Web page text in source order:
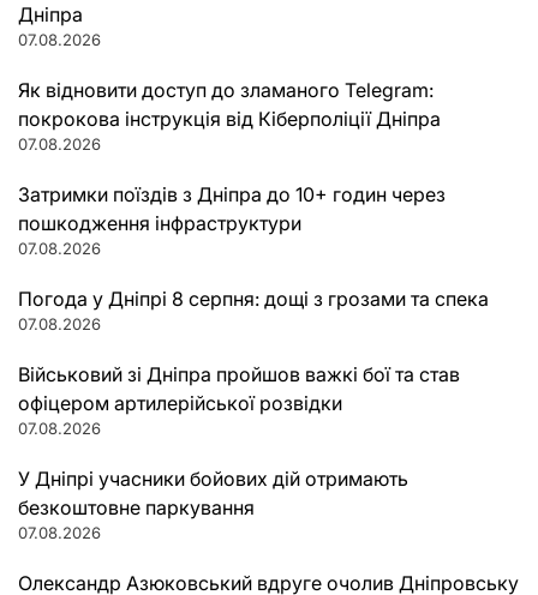
Дніпра
07.08.2026
Як відновити доступ до зламаного Telegram:
покрокова інструкція від Кіберполіції Дніпра
07.08.2026
Затримки поїздів з Дніпра до 10+ годин через
пошкодження інфраструктури
07.08.2026
Погода у Дніпрі 8 серпня: дощі з грозами та спека
07.08.2026
Військовий зі Дніпра пройшов важкі бої та став
офіцером артилерійської розвідки
07.08.2026
У Дніпрі учасники бойових дій отримають
безкоштовне паркування
07.08.2026
Олександр Азюковський вдруге очолив Дніпровську